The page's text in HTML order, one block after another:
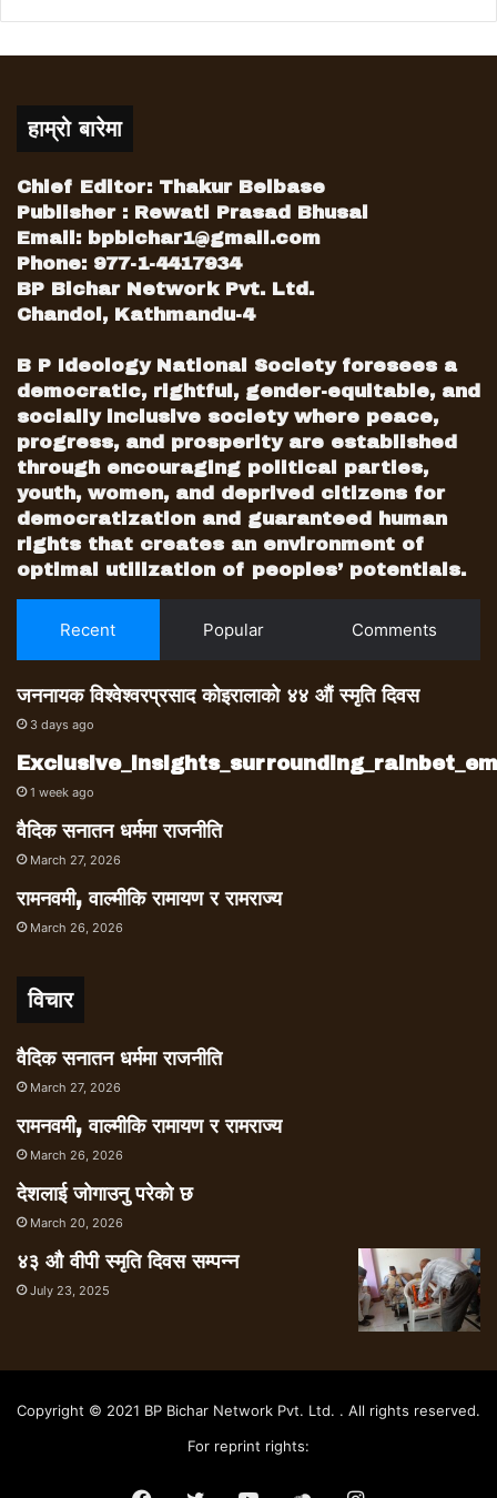
हाम्रो बारेमा
Chief Editor: Thakur Belbase
Publisher : Rewati Prasad Bhusal
Email: bpbichar1@gmail.com
Phone: 977-1-4417934
BP Bichar Network Pvt. Ltd.
Chandol, Kathmandu-4
B P Ideology National Society foresees a
democratic, rightful, gender-equitable, and
socially inclusive society where peace,
progress, and prosperity are established
through encouraging political parties,
youth, women, and deprived citizens for
democratization and guaranteed human
rights that creates an environment of
optimal utilization of peoples’ potentials.
Recent Popular Comments
जननायक विश्वेश्वरप्रसाद कोइरालाको ४४ औं स्मृति दिवस
3 days ago
1 week ago
वैदिक सनातन धर्ममा राजनीति
March 27, 2026
रामनवमी, वाल्मीकि रामायण र रामराज्य
March 26, 2026
विचार
वैदिक सनातन धर्ममा राजनीति
March 27, 2026
रामनवमी, वाल्मीकि रामायण र रामराज्य
March 26, 2026
देशलाई जोगाउनु परेको छ
March 20, 2026
४३ औ वीपी स्मृति दिवस सम्पन्न
July 23, 2025
Copyright © 2021 BP Bichar Network Pvt. Ltd. . All rights reserved.
For reprint rights: